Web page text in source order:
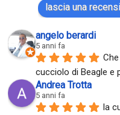
lascia una
angelo berardi
5 anni fa
cucciolo di Beagle e
Andrea Trotta
5 anni fa
la